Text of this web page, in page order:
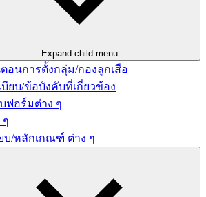
Expand child menu
อนการตั้งกลุ่ม/กองลูกเสือ
บียบ/ข้อบังคับที่เกี่ยวข้อง
ฟอร์มต่าง ๆ
ๆ
บ/หลักเกณฑ์ ต่าง ๆ